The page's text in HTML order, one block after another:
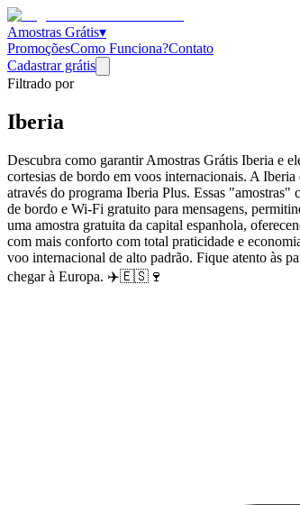
Amostras Grátis▾
PromoçõesComo Funciona?Contato
Cadastrar grátis
Filtrado por
Iberia
Descubra como garantir Amostras Grátis Iberia e
cortesias de bordo em voos internacionais. A
através do programa Iberia Plus. Essas "amostras"
de bordo e Wi-Fi gratuito para mensagens,
uma amostra gratuita da capital espanhola,
com mais conforto com total praticidade e
voo internacional de alto padrão. Fique atento às
chegar à Europa. ✈️🇪🇸🍷